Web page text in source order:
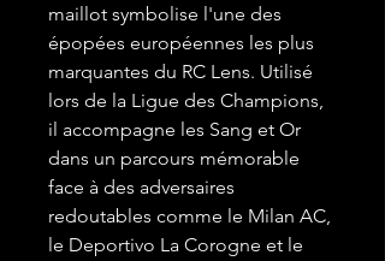
maillot symbolise l'une des
épopées européennes les plus
marquantes du RC Lens. Utilisé
lors de la Ligue des Champions,
il accompagne les Sang et Or
dans un parcours mémorable
face à des adversaires
redoutables comme le Milan AC,
le Deportivo La Corogne et le